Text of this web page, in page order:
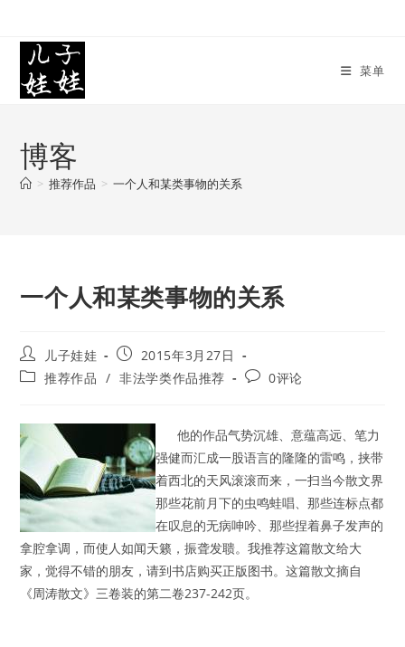
content
菜单
博客
> 推荐作品 > 一个人和某类事物的关系
一个人和某类事物的关系
Post
author:
儿子娃娃
Post
published:
2015年3月27日
Post推荐作品 / 非法学类作品推荐
Post0评论
他的作品气势沉雄、意蕴高远、笔力
强健而汇成一股语言的隆隆的雷鸣，挟带
着西北的天风滚滚而来，一扫当今散文界
那些花前月下的虫鸣蛙唱、那些连标点都
在叹息的无病呻吟、那些捏着鼻子发声的
拿腔拿调，而使人如闻天籁，振聋发聩。我推荐这篇散文给大
家，觉得不错的朋友，请到书店购买正版图书。这篇散文摘自
《周涛散文》三卷装的第二卷237-242页。